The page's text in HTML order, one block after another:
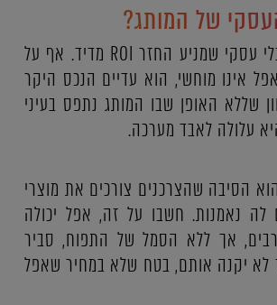
של המותג?
מותגים מהווים כלי עסקי שמניע החזר ROI מדיד. אף על
אינו מוחשי, הוא עדיים הנכס היקר
שללא האופן שבו המותג נתפס בעיני
עלולה לאבד מערכה.
הסיבה שהצרכנים צורכים את מוצרי
לה נאמנות. חשבו על זה, אפל יכולה
אך ללא הסמל של התפוח, סביר
יקנה אותם, בטח שלא במחיר שאפל